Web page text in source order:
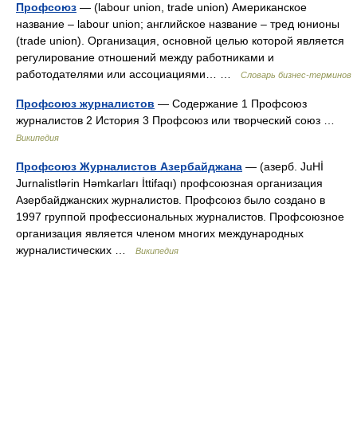
Профсоюз — (labour union, trade union) Американское
название – labour union; английское название – тред юнионы
(trade union). Организация, основной целью которой является
регулирование отношений между работниками и
работодателями или ассоциациями… …
Словарь бизнес-терминов
Профсоюз журналистов — Содержание 1 Профсоюз
журналистов 2 История 3 Профсоюз или творческий союз …
Википедия
Профсоюз Журналистов Азербайджана — (азерб. JuHİ
Jurnalistlərin Həmkarları İttifaqı) профсоюзная организация
Азербайджанских журналистов. Профсоюз было создано в
1997 группой профессиональных журналистов. Профсоюзное
организация является членом многих международных
журналистических …
Википедия